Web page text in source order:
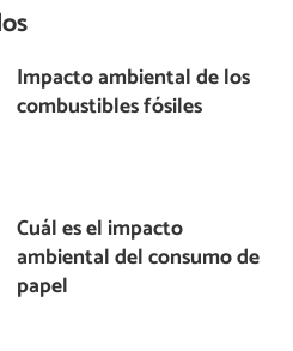
Impacto ambiental de los
combustibles fósiles
Cuál es el impacto
ambiental del consumo de
papel